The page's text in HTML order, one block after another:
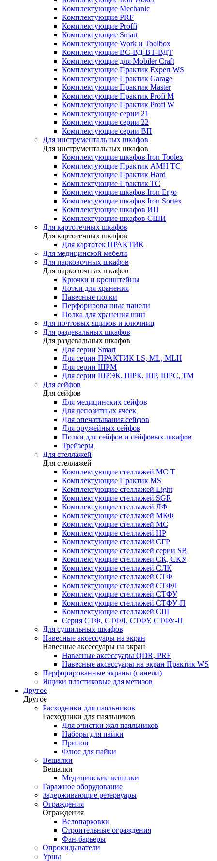
Комплектующие Mechanic
Комплектующие PRF
Комплектующие Proffi
Комплектующие Smart
Комплектующие Work и Toolbox
Комплектующие ВС-ВД-ВТ-ВДТ
Комплектующие для Mobiler Craft
Комплектующие Практик Expert WS
Комплектующие Практик Garage
Комплектующие Практик Master
Комплектующие Практик Profi M
Комплектующие Практик Profi W
Комплектующие серии 21
Комплектующие серии 22
Комплектующие серии ВП
Для инструментальных шкафов
Для инструментальных шкафов
Комплектующие шкафов Iron Toolex
Комплектующие Практик AMH ТС
Комплектующие Практик Hard
Комплектующие Практик ТС
Комплектующие шкафов Iron Ergo
Комплектующие шкафов Iron Sortex
Комплектующие шкафов ИП
Комплектующие шкафов СШИ
Для картотечных шкафов
Для картотечных шкафов
Для картотек ПРАКТИК
Для медицинской мебели
Для парковочных шкафов
Для парковочных шкафов
Крючки и кронштейны
Лотки для хранения
Навесные полки
Перфорированные панели
Полка для хранения шин
Для почтовых ящиков и ключниц
Для раздевальных шкафов
Для раздевальных шкафов
Для серии Smart
Для серии ПРАКТИК LS, ML, MLH
Для серии ШРМ
Для серии ШРЭК, ШРК, ШР, ШРС, ТМ
Для сейфов
Для сейфов
Для медицинских сейфов
Для депозитных ячеек
Для опечатывания сейфов
Для оружейных сейфов
Полки для сейфов и сейфовых-шкафов
Трейзеры
Для стеллажей
Для стеллажей
Комплектующие стеллажей МС-Т
Комплектующие Практик MS
Комплектующие стеллажей Light
Комплектующие стеллажей SGR
Комплектующие стеллажей ЛФ
Комплектующие стеллажей МКФ
Комплектующие стеллажей МС
Комплектующие стеллажей НР
Комплектующие стеллажей СГР
Комплектующие стеллажей серии SB
Комплектующие стеллажей СК, СКУ
Комплектующие стеллажей СЛК
Комплектующие стеллажей СТФ
Комплектующие стеллажей СТФЛ
Комплектующие стеллажей СТФУ
Комплектующие стеллажей СТФУ-П
Комплектующие стеллажей СШ
Серия СТФ, СТФЛ, СТФУ, СТФУ-П
Для сушильных шкафов
Навесные аксессуары на экран
Навесные аксессуары на экран
Навесные аксессуары QDR, PRF
Навесные аксессуары на экран Практик WS
Перфорированные экраны (панели)
Ящики пластиковые для метизов
Другое
Другое
Расходники для паяльников
Расходники для паяльников
Для очистки жал паяльников
Наборы для пайки
Припои
Флюс для пайки
Вешалки
Вешалки
Медицинские вешалки
Гаражное оборудование
Задерживающие резервуары
Ограждения
Ограждения
Велопарковки
Строительные ограждения
Фан-барьеры
Опрокидыватели
Урны